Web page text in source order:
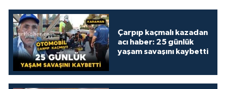
Çarpıp kaçmalı kazadan
acı haber: 25 günlük
yaşam savaşını kaybetti